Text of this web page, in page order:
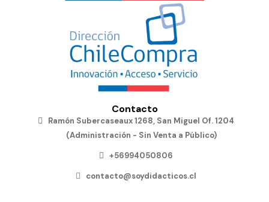
Contacto
Ramón Subercaseaux 1268, San Miguel Of. 1204
(Administración - Sin Venta a Público)
+56994050806
contacto@soydidacticos.cl